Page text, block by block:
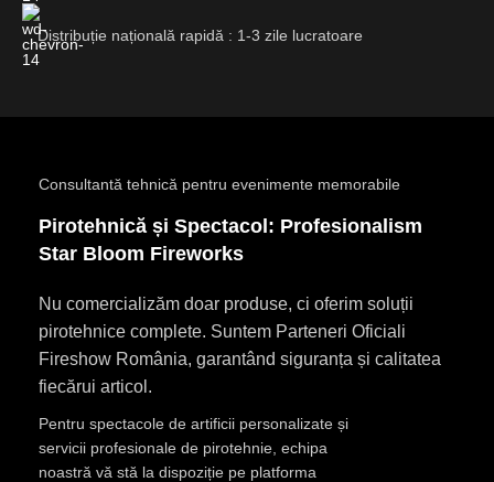
Distribuție națională rapidă : 1-3 zile lucratoare
Consultantă tehnică pentru evenimente memorabile
Pirotehnică și Spectacol: Profesionalism
Star Bloom Fireworks
Nu comercializăm doar produse, ci oferim soluții
pirotehnice complete. Suntem Parteneri Oficiali
Fireshow România, garantând siguranța și calitatea
fiecărui articol.
Pentru spectacole de artificii personalizate și
servicii profesionale de pirotehnie, echipa
noastră vă stă la dispoziție pe platforma